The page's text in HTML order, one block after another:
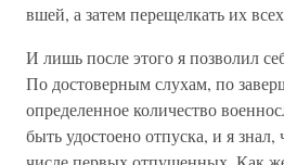
вшей, а затем перещелкать их
И лишь после этого я позволил
По достоверным слухам, по
определенное количество
быть удостоено отпуска, и я